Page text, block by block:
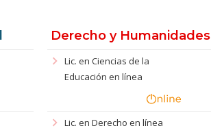
Derecho y Humanidades
chevron_right
Lic. en Ciencias de la
Educación en línea
chevron_right Lic. en Derecho en línea